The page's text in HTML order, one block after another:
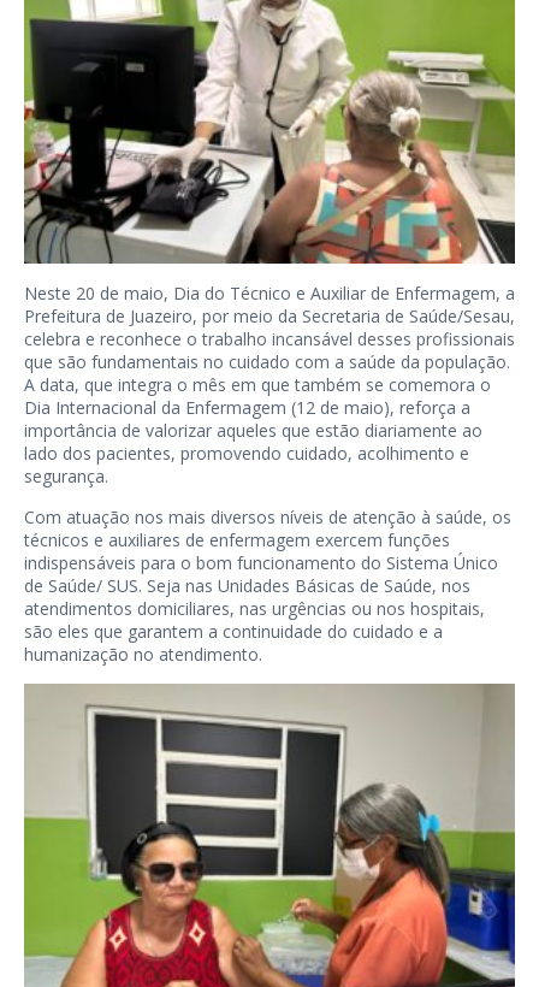
Neste 20 de maio, Dia do Técnico e Auxiliar de Enfermagem, a
Prefeitura de Juazeiro, por meio da Secretaria de Saúde/Sesau,
celebra e reconhece o trabalho incansável desses profissionais
que são fundamentais no cuidado com a saúde da população.
A data, que integra o mês em que também se comemora o
Dia Internacional da Enfermagem (12 de maio), reforça a
importância de valorizar aqueles que estão diariamente ao
lado dos pacientes, promovendo cuidado, acolhimento e
segurança.
Com atuação nos mais diversos níveis de atenção à saúde, os
técnicos e auxiliares de enfermagem exercem funções
indispensáveis para o bom funcionamento do Sistema Único
de Saúde/ SUS. Seja nas Unidades Básicas de Saúde, nos
atendimentos domiciliares, nas urgências ou nos hospitais,
são eles que garantem a continuidade do cuidado e a
humanização no atendimento.